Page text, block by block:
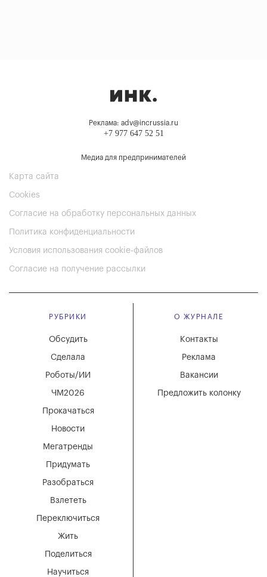
Реклама: adv@incrussia.ru
+7 977 647 52 51
Медиа для предпринимателей
Карта сайта
Cookies
Согласие на обработку персональных данных
Политика конфиденциальности
Условия использования cookie-файлов
Согласие на получение рассылки
РУБРИКИ
Мегатренды
Придумать
Разобраться
Взлететь
Новости
Переключиться
Жить
Поделиться
Научиться
Обсудить
Сделала
Роботы/ИИ
ЧМ2026
Прокачаться
О ЖУРНАЛЕ
Вакансии
Реклама
Контакты
Предложить колонку